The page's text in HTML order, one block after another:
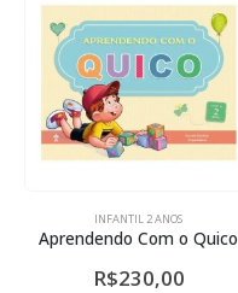
INFANTIL 2 ANOS
Aprendendo Com o Quico
R$230,00